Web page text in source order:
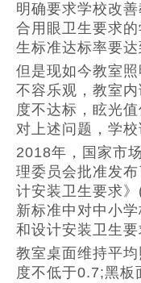
明确要求学校改
合用眼卫生要求
生标准达标率要达
但是现如今教室
不容乐观，教室
度不达标，眩光
对上述问题，学
2018年，国家市
理委员会批准发
计安装卫生要求
新标准中对中小
和设计安装卫生要
教室桌面维持平
度不低于0.7;黑板